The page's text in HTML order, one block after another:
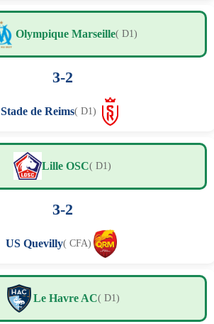
Olympique Marseille( D1)
3-2
Stade de Reims( D1)
Lille OSC( D1)
3-2
US Quevilly( CFA)
Le Havre AC( D1)